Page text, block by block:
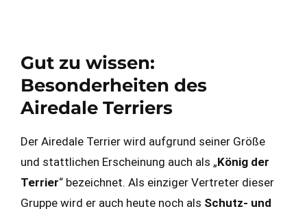
Gut zu wissen:
Besonderheiten des
Airedale Terriers
Der Airedale Terrier wird aufgrund seiner Größe
und stattlichen Erscheinung auch als „König der
Terrier“ bezeichnet. Als einziger Vertreter dieser
Gruppe wird er auch heute noch als Schutz- und